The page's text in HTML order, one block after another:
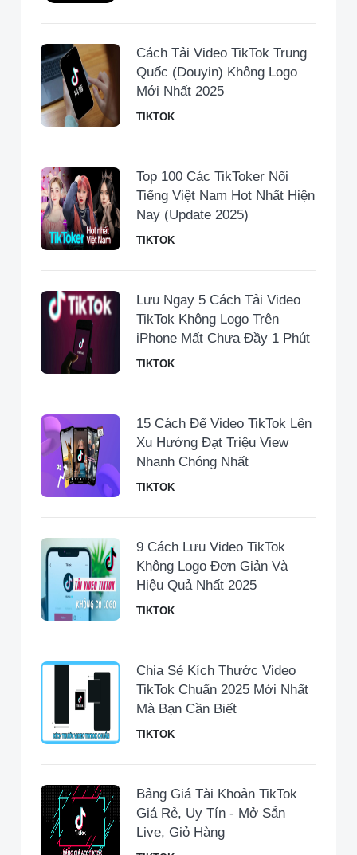
Cách Tải Video TikTok Trung
Quốc (Douyin) Không Logo
Mới Nhất 2025
TIKTOK
Top 100 Các TikToker Nổi
Tiếng Việt Nam Hot Nhất Hiện
Nay (Update 2025)
TIKTOK
Lưu Ngay 5 Cách Tải Video
TikTok Không Logo Trên
iPhone Mất Chưa Đầy 1 Phút
TIKTOK
15 Cách Để Video TikTok Lên
Xu Hướng Đạt Triệu View
Nhanh Chóng Nhất
TIKTOK
9 Cách Lưu Video TikTok
Không Logo Đơn Giản Và
Hiệu Quả Nhất 2025
TIKTOK
Chia Sẻ Kích Thước Video
TikTok Chuẩn 2025 Mới Nhất
Mà Bạn Cần Biết
TIKTOK
Bảng Giá Tài Khoản TikTok
Giá Rẻ, Uy Tín - Mở Sẵn
Live, Giỏ Hàng